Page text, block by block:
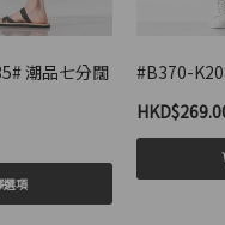
潮品七分闊
選項
#B370-